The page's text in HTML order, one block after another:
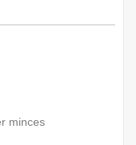
minces